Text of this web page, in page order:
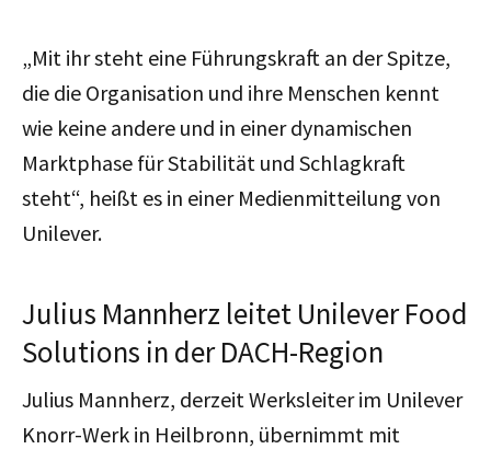
„Mit ihr steht eine Führungskraft an der Spitze,
die die Organisation und ihre Menschen kennt
wie keine andere und in einer dynamischen
Marktphase für Stabilität und Schlagkraft
steht“, heißt es in einer Medienmitteilung von
Unilever.
Julius Mannherz leitet Unilever Food
Solutions in der DACH-Region
Julius Mannherz, derzeit Werksleiter im Unilever
Knorr-Werk in Heilbronn, übernimmt mit